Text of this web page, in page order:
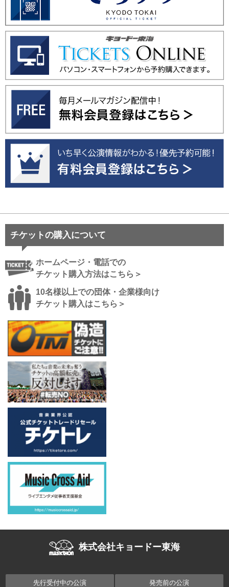
チケットの購入について
ホームページ・電話での
チケット購入方法はこちら＞
10名様以上での団体・企業様向け
チケット購入はこちら＞
株式会社キョードー東海
先行受付中の公演 発売前の公演